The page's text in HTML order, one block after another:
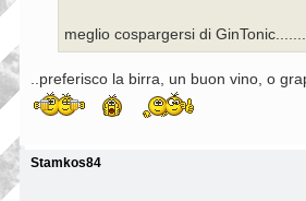
meglio cospargersi di
..preferisco la birra, un buon vino, o
Stamkos84